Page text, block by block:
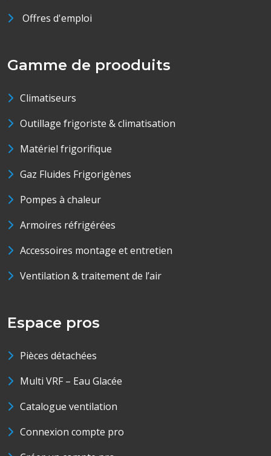
Offres d'emploi
Gamme de prooduits
Climatiseurs
Outillage frigoriste & climatisation
Matériel frigorifique
Gaz Fluides Frigorigènes
Pompes à chaleur
Armoires réfrigérées
Accessoires montage et entretien
Ventilation & traitement de l’air
Espace pros
Pièces détachées
Multi VRF – Eau Glacée
Catalogue ventilation
Connexion compte pro